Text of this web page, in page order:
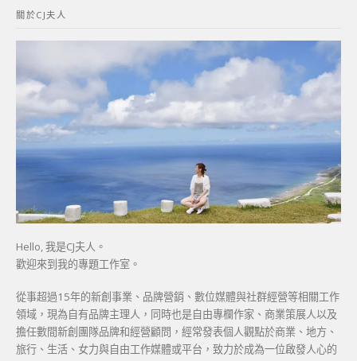
字:
關於CJ夫人
Hello, 我是CJ夫人。
歡迎來到我的專題工作室。
從事超過15年的新創事業、品牌營銷、數位媒體與社群經營等相關工作
領域，現為自有品牌主理人，同時也是自由專欄作家、商業策展人以及
擔任數間新創團隊品牌和經營顧問，經常發表個人觀點於商業、地方、
旅行、生活、女力與自由工作媒體或平台，致力於成為一位啟發人心的